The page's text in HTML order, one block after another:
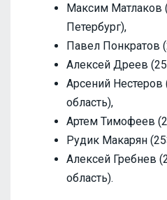
Максим Матлаков
Петербург),
Павел Понкратов
Алексей Дреев
Арсений Нестеров
область),
Артем Тимофеев
Рудик Макарян
Алексей Гребнев
область).